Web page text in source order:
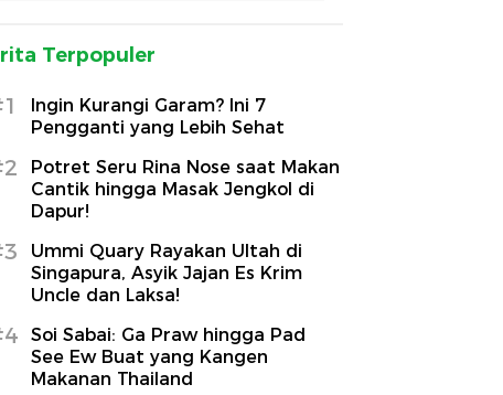
Terpopuler
Ingin Kurangi Garam? Ini 7
Pengganti yang Lebih Sehat
Potret Seru Rina Nose saat Makan
Cantik hingga Masak Jengkol di
Dapur!
Ummi Quary Rayakan Ultah di
Singapura, Asyik Jajan Es Krim
Uncle dan Laksa!
Soi Sabai: Ga Praw hingga Pad
See Ew Buat yang Kangen
Makanan Thailand